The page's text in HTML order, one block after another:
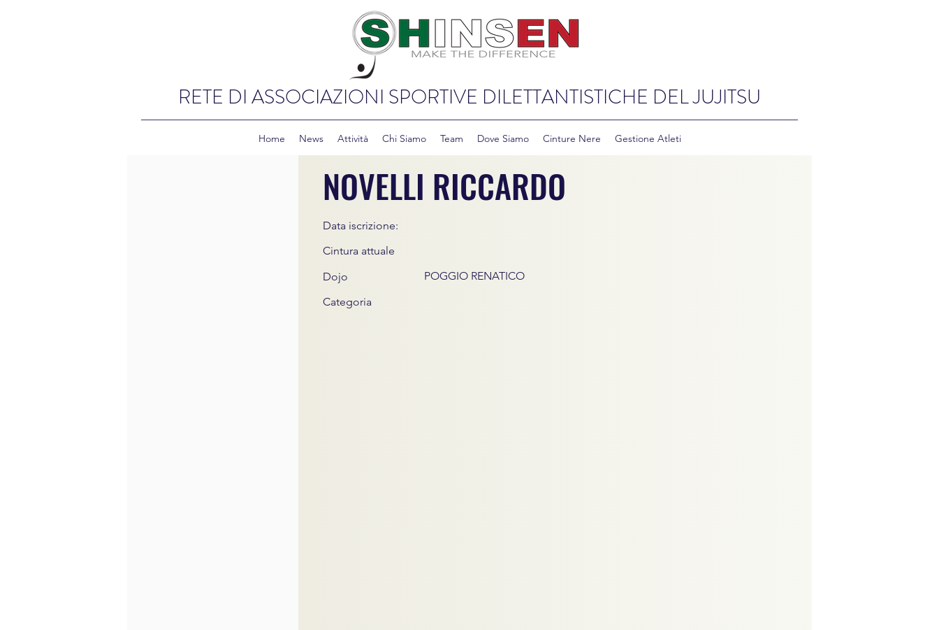
RETE DI ASSOCIAZIONI SPORTIVE DILETTANTISTICHE DEL JUJITSU
Home News Attività Chi Siamo Team Dove Siamo Cinture Nere Gestione Atleti
NOVELLI RICCARDO
Data iscrizione:
Cintura attuale
Dojo
Categoria
POGGIO RENATICO